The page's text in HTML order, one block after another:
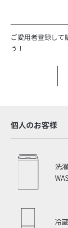
ご愛用者登録して
う！
個人のお客様
洗
冷